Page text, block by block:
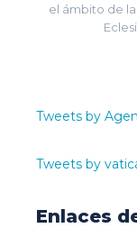
el ámbito de
Tweets by
Tweets by
Enlaces